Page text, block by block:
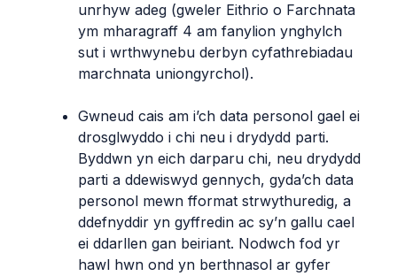
unrhyw adeg (gweler Eithrio o Farchnata
ym mharagraff 4 am fanylion ynghylch
sut i wrthwynebu derbyn cyfathrebiadau
marchnata uniongyrchol).
Gwneud cais am i’ch data personol gael ei
drosglwyddo i chi neu i drydydd parti.
Byddwn yn eich darparu chi, neu drydydd
parti a ddewiswyd gennych, gyda’ch data
personol mewn fformat strwythuredig, a
ddefnyddir yn gyffredin ac sy’n gallu cael
ei ddarllen gan beiriant. Nodwch fod yr
hawl hwn ond yn berthnasol ar gyfer